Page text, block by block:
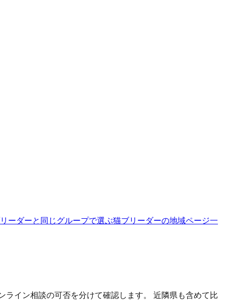
ーダーと同じグループで選ぶ猫ブリーダーの地域ページ一
イン相談の可否を分けて確認します。 近隣県も含めて比